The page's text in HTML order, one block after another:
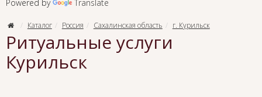
Powered by Translate
Каталог Россия Сахалинская область г. Курильск
Ритуальные услуги
Курильск